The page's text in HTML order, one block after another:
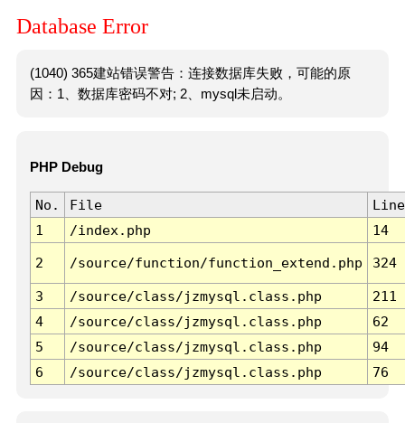
Database Error
(1040) 365建站错误警告：连接数据库失败，可能的原
因：1、数据库密码不对; 2、mysql未启动。
PHP Debug
No. File
Line
1
/index.php 14
2 /source/function/function_extend.php 324
3 /source/class/jzmysql.class.php
211
4
/source/class/jzmysql.class.php
62
5
/source/class/jzmysql.class.php
94
6
/source/class/jzmysql.class.php 76